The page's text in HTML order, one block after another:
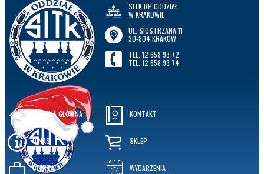
SITK RP ODDZIAŁ
W KRAKOWIE
UL. SIOSTRZANA 11
30-804 KRAKÓW
TEL. 12 658 93 72
TEL. 12 658 93 74
STRONA GŁÓWNA
O NAS
OFERTA
KONTAKT
SKLEP
WYDARZENIA